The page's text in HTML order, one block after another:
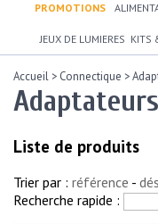
PROMOTIONS
JEUX DE LUMIERES KITS
Accueil > Connectique >
Adaptateurs
Liste de produits
Trier par : référence -
Recherche rapide :